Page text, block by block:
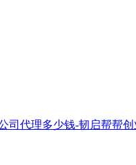
司代理多少钱-韧启帮帮创